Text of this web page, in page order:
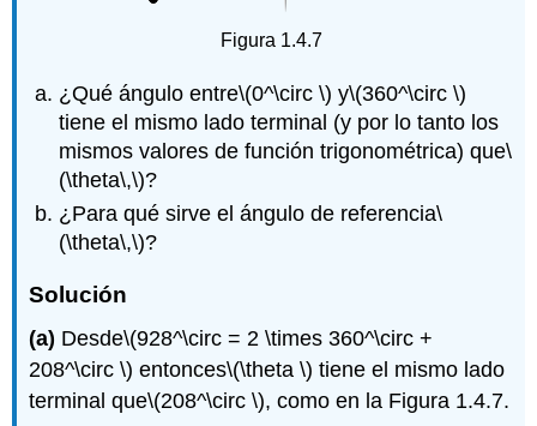
Figura 1.4.7
¿Qué ángulo entre\(0^\circ \) y\(360^\circ \)
tiene el mismo lado terminal (y por lo tanto los
mismos valores de función trigonométrica) que\
(\theta\,\)?
¿Para qué sirve el ángulo de referencia\
(\theta\,\)?
Solución
(a) Desde\(928^\circ = 2 \times 360^\circ +
208^\circ \) entonces\(\theta \) tiene el mismo lado
terminal que\(208^\circ \), como en la Figura 1.4.7.